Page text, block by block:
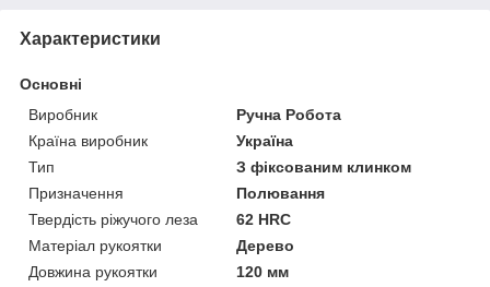
Характеристики
Основні
Виробник
Ручна Робота
Країна виробник
Україна
Тип
З фіксованим клинком
Призначення
Полювання
Твердість ріжучого леза
62 HRC
Матеріал рукоятки
Дерево
Довжина рукоятки
120 мм